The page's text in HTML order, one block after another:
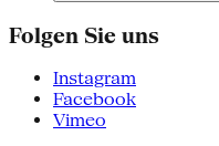
Folgen Sie uns
Instagram
Facebook
Vimeo